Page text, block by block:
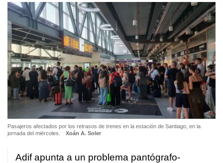
Pasajeros afectados por los retrasos de trenes en la estación de Santiago, en la
jornada del miércoles.
Xoán A. Soler
Adif apunta a un problema pantógrafo-